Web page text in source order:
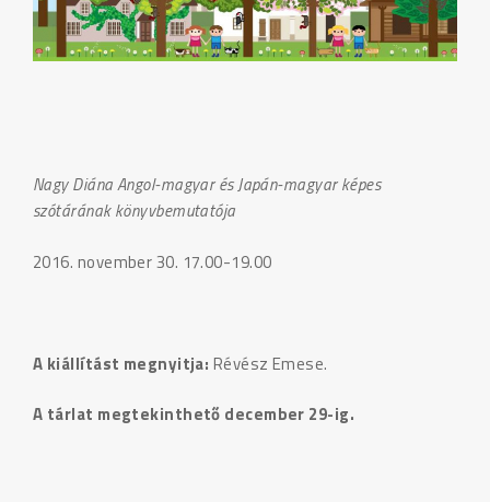
Nagy Diána Angol-magyar és Japán-magyar képes
szótárának könyvbemutatója
2016. november 30. 17.00-19.00
A kiállítást megnyitja: Révész Emese.
A tárlat megtekinthető december 29-ig.